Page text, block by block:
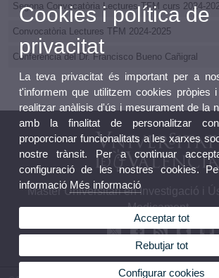
Segona Convocatòria Lectures TFM curs 2024-
Convocatòria Lectures TFM 2024-2025
Conferència del Dr. Francisco Bueno Cañigral
Màster Universitari en Investigació i
Medicament
Cookies i política de
privacitat
La teva privacitat és important per a
t'informem que utilitzem cookies pròpies
realitzar anàlisis d'ús i mesurament de la
amb la finalitat de personalitzar
proporcionar funcionalitats a les xarxes
nostre trànsit. Per a continuar
configuració de les nostres cookies.
informació Més informació
Acceptar tot
Rebutjar tot
Configurar cookies